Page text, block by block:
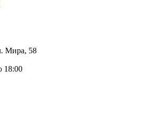
Мира, 58
18:00